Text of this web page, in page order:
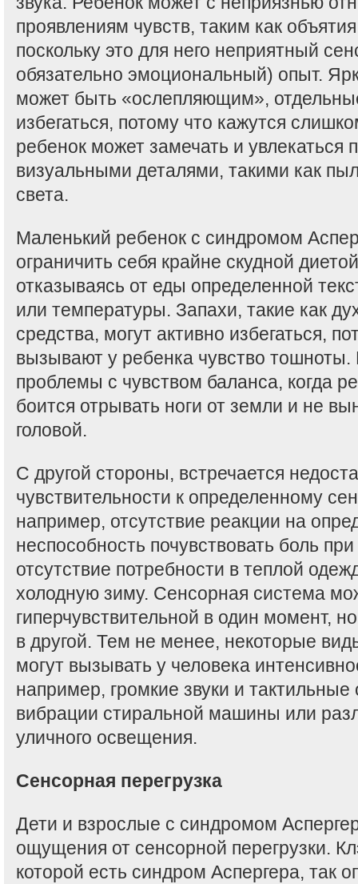
проявлениям чувств, таким как
поскольку это для него неприятный
обязательно эмоциональный) опыт.
может быть «ослепляющим»,
избегаться, потому что кажутся
ребенок может замечать и увлекаться
визуальными деталями, такими как
света.
Маленький ребенок с синдромом
ограничить себя крайне скудной
отказываясь от еды определенной
или температуры. Запахи, такие как
средства, могут активно избегаться,
вызывают у ребенка чувство тошноты.
проблемы с чувством баланса, когда
боится отрывать ноги от земли и не
головой.
С другой стороны, встречается
чувствительности к определенному
например, отсутствие реакции на
неспособность почувствовать боль
отсутствие потребности в теплой
холодную зиму. Сенсорная система
гиперчувствительной в один момент,
в другой. Тем не менее, некоторые
могут вызывать у человека
например, громкие звуки и
вибрации стиральной машины или
уличного освещения.
Сенсорная перегрузка
Дети и взрослые с синдромом
ощущения от сенсорной перегрузки.
которой есть синдром Аспергера, так